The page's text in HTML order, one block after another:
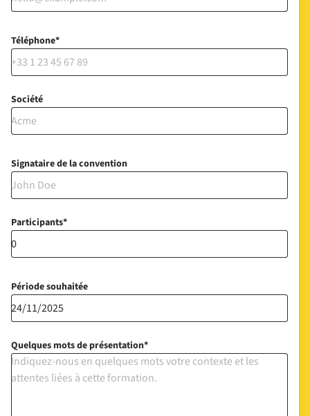
Téléphone
Société
Signataire de la convention
Participants
Période souhaitée
Quelques mots de présentation